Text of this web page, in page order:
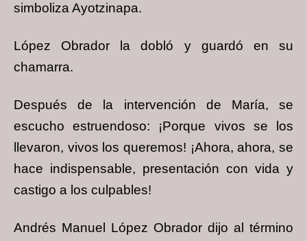
simboliza Ayotzinapa.
López Obrador la dobló y guardó en su
chamarra.
Después de la intervención de María, se
escucho estruendoso: ¡Porque vivos se los
llevaron, vivos los queremos! ¡Ahora, ahora, se
hace indispensable, presentación con vida y
castigo a los culpables!
Andrés Manuel López Obrador dijo al término